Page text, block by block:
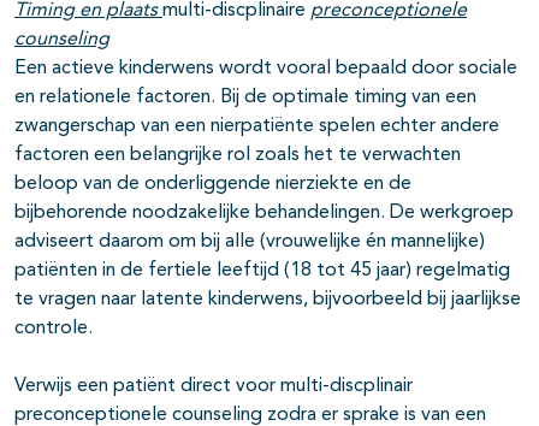
Timing en plaatsmulti-discplinaire preconceptionele
counseling
Een actieve kinderwens wordt vooral bepaald door sociale
en relationele factoren. Bij de optimale timing van een
zwangerschap van een nierpatiënte spelen echter andere
factoren een belangrijke rol zoals het te verwachten
beloop van de onderliggende nierziekte en de
bijbehorende noodzakelijke behandelingen. De werkgroep
adviseert daarom om bij alle (vrouwelijke én mannelijke)
patiënten in de fertiele leeftijd (18 tot 45 jaar) regelmatig
te vragen naar latente kinderwens, bijvoorbeeld bij jaarlijkse
controle.
Verwijs een patiënt direct voor multi-discplinair
preconceptionele counseling zodra er sprake is van een